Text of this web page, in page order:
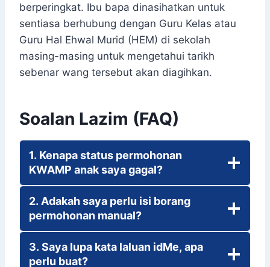
berperingkat. Ibu bapa dinasihatkan untuk
sentiasa berhubung dengan Guru Kelas atau
Guru Hal Ehwal Murid (HEM) di sekolah
masing-masing untuk mengetahui tarikh
sebenar wang tersebut akan diagihkan.
Soalan Lazim (FAQ)
1. Kenapa status permohonan
KWAMP anak saya gagal?
2. Adakah saya perlu isi borang
permohonan manual?
3. Saya lupa kata laluan idMe, apa
perlu buat?